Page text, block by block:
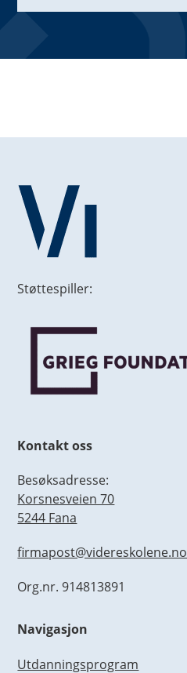
Støttespiller:
Kontakt oss
Besøksadresse:
Korsnesveien 70
5244 Fana
firmapost@videreskolene.no
Org.nr. 914813891
Navigasjon
Utdanningsprogram